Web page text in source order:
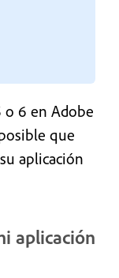
o 6 en Adobe
que
aplicación
aplicación